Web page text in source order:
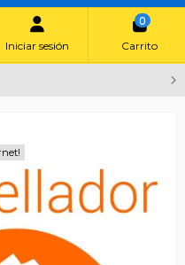
Iniciar sesión
0
Carrito